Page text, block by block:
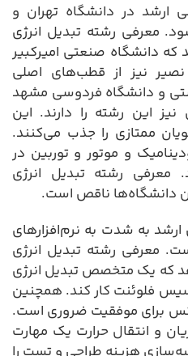
ارشد در دانشگاه تهران و
معرفی رشته تبدیل انرژی
که دانشگاه صنعتی امیرکبیر
نیز از قطب‌های اصلی
و دانشگاه فردوسی مشهد
این رشته را دارند. این
ممتازی را جذب می‌کنند.
و موتور و توربین در
معرفی رشته تبدیل انرژی
دانشگاه‌ها ناقص است.
به شدت به نرم‌افزارهای
معرفی رشته تبدیل انرژی
که یک متخصص تبدیل انرژی
فلوئنت کار کند. همچنین
برای موفقیت ضروری است.
و انتقال حرارت یک مهارت